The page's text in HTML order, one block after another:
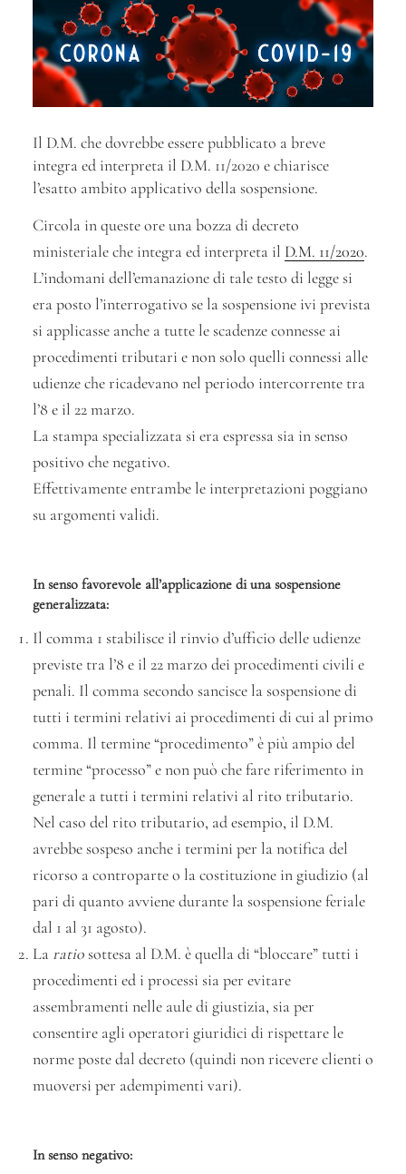
Il D.M. che dovrebbe essere pubblicato a breve
integra ed interpreta il D.M. 11/2020 e chiarisce
l’esatto ambito applicativo della sospensione.
Circola in queste ore una bozza di decreto
ministeriale che integra ed interpreta il D.M. 11/2020.
L’indomani dell’emanazione di tale testo di legge si
era posto l’interrogativo se la sospensione ivi prevista
si applicasse anche a tutte le scadenze connesse ai
procedimenti tributari e non solo quelli connessi alle
udienze che ricadevano nel periodo intercorrente tra
l’8 e il 22 marzo.
La stampa specializzata si era espressa sia in senso
positivo che negativo.
Effettivamente entrambe le interpretazioni poggiano
su argomenti validi.
In senso favorevole all’applicazione di una sospensione
generalizzata:
Il comma 1 stabilisce il rinvio d’ufficio delle udienze
previste tra l’8 e il 22 marzo dei procedimenti civili e
penali. Il comma secondo sancisce la sospensione di
tutti i termini relativi ai procedimenti di cui al primo
comma. Il termine “procedimento” è più ampio del
termine “processo” e non può che fare riferimento in
generale a tutti i termini relativi al rito tributario.
Nel caso del rito tributario, ad esempio, il D.M.
avrebbe sospeso anche i termini per la notifica del
ricorso a controparte o la costituzione in giudizio (al
pari di quanto avviene durante la sospensione feriale
dal 1 al 31 agosto).
La ratiosottesa al D.M. è quella di “bloccare” tutti i
procedimenti ed i processi sia per evitare
assembramenti nelle aule di giustizia, sia per
consentire agli operatori giuridici di rispettare le
norme poste dal decreto (quindi non ricevere clienti o
muoversi per adempimenti vari).
In senso negativo: